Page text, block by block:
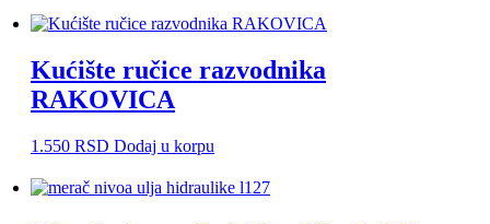
Kućište ručice razvodnika
RAKOVICA
1.550 RSD Dodaj u korpu